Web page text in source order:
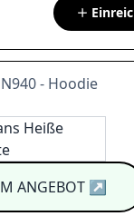
- Hoodie
ANGEBOT↗